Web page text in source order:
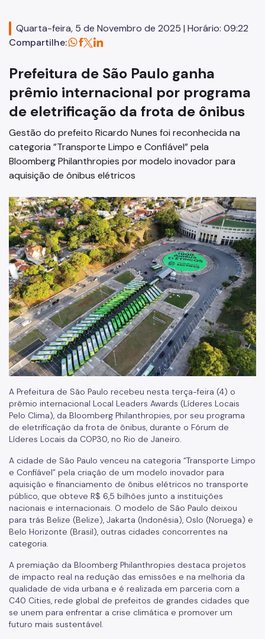
Quadro de Serviços
SPTrans
CET
Mobilidade Urbana e Transporte
Acesso à Proteção de Dados Pessoais
Autorizações Especiais
Cartão Estacionamento (Idoso)
Cadastro de Caminhões
Carga a Frete
Cargas Superdimensionadas
Isenção de Rodízio
Transporte de Carga
Transporte de Fretamento
Transporte de Produtos Perigosos
Vias Públicas (Eventos, Obras)
Serviços
Atende+
Bilhete Único
Itinerários do Ônibus
DAMSP - Departamento de Transportes Públicos (DTP)
Formulários DTP
Certidão de Diretrizes
Informações Úteis
Notificações e Multas
Acompanhe seu processo
Quarta-feira, 5 de Novembro de 2025 | Horário: 09:22
Compartilhe:
Prefeitura de São Paulo ganha
prêmio internacional por programa
de eletrificação da frota de ônibus
Gestão do prefeito Ricardo Nunes foi reconhecida na
categoria ”Transporte Limpo e Confiável” pela
Bloomberg Philanthropies por modelo inovador para
aquisição de ônibus elétricos
A Prefeitura de São Paulo recebeu nesta terça-feira (4) o
prêmio internacional Local Leaders Awards (Líderes Locais
Pelo Clima), da Bloomberg Philanthropies, por seu programa
de eletrificação da frota de ônibus, durante o Fórum de
Líderes Locais da COP30, no Rio de Janeiro.
A cidade de São Paulo venceu na categoria “Transporte Limpo
e Confiável” pela criação de um modelo inovador para
aquisição e financiamento de ônibus elétricos no transporte
público, que obteve R$ 6,5 bilhões junto a instituições
nacionais e internacionais. O modelo de São Paulo deixou
para trás Belize (Belize), Jakarta (Indonésia), Oslo (Noruega) e
Belo Horizonte (Brasil), outras cidades concorrentes na
categoria.
A premiação da Bloomberg Philanthropies destaca projetos
de impacto real na redução das emissões e na melhoria da
qualidade de vida urbana e é realizada em parceria com a
C40 Cities, rede global de prefeitos de grandes cidades que
se unem para enfrentar a crise climática e promover um
futuro mais sustentável.